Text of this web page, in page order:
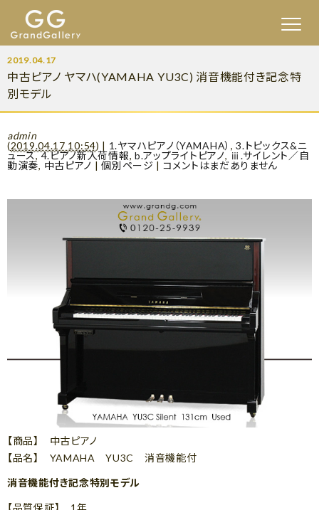
2019.04.17
中古ピアノ ヤマハ(YAMAHA YU3C) 消音機能付き記念特
別モデル
admin
(2019.04.17 10:54) | 1.ヤマハピアノ（YAMAHA） ,3.トピックス&ニ
ュース,4.ピアノ新入荷情報, b.アップライトピアノ, ⅲ.サイレント／自
動演奏, 中古ピアノ |個別ページ | コメントはまだありません
【商品】 中古ピアノ
【品名】 YAMAHA YU3C 消音機能付
消音機能付き記念特別モデル